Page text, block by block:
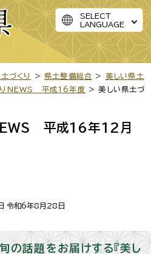
SELECT
LANGUAGE
づくり > 県土整備総合 > 美しい県土
りNEWS 平成16年度 > 美しい県土づ
平成16年12月
令和6年8月28日
の話題をお届けする『美し